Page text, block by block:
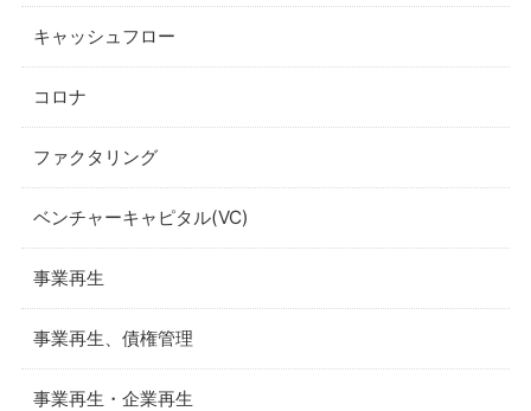
キャッシュフロー
コロナ
ファクタリング
ベンチャーキャピタル(VC)
事業再生
事業再生、債権管理
事業再生・企業再生